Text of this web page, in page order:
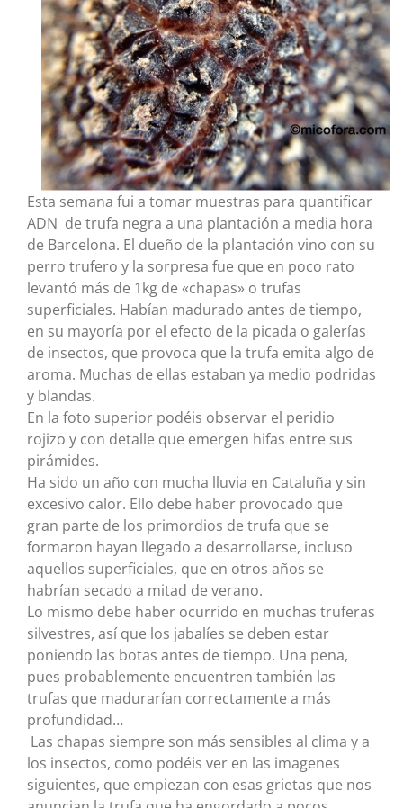
Esta semana fui a tomar muestras para quantificar
ADN de trufa negra a una plantación a media hora
de Barcelona. El dueño de la plantación vino con su
perro trufero y la sorpresa fue que en poco rato
levantó más de 1kg de «chapas» o trufas
superficiales. Habían madurado antes de tiempo,
en su mayoría por el efecto de la picada o galerías
de insectos, que provoca que la trufa emita algo de
aroma. Muchas de ellas estaban ya medio podridas
y blandas.
En la foto superior podéis observar el peridio
rojizo y con detalle que emergen hifas entre sus
pirámides.
Ha sido un año con mucha lluvia en Cataluña y sin
excesivo calor. Ello debe haber provocado que
gran parte de los primordios de trufa que se
formaron hayan llegado a desarrollarse, incluso
aquellos superficiales, que en otros años se
habrían secado a mitad de verano.
Lo mismo debe haber ocurrido en muchas truferas
silvestres, así que los jabalíes se deben estar
poniendo las botas antes de tiempo. Una pena,
pues probablemente encuentren también las
trufas que madurarían correctamente a más
profundidad…
Las chapas siempre son más sensibles al clima y a
los insectos, como podéis ver en las imagenes
siguientes, que empiezan con esas grietas que nos